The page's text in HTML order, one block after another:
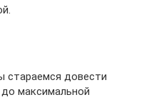
стараемся довести
максимальной